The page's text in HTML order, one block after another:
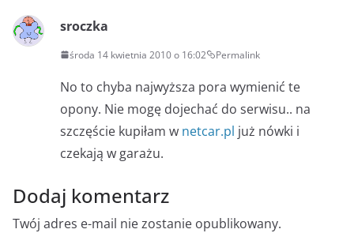
sroczka
środa 14 kwietnia 2010 o 16:02 Permalink
No to chyba najwyższa pora wymienić te
opony. Nie mogę dojechać do serwisu.. na
szczęście kupiłam w netcar.pl już nówki i
czekają w garażu.
Dodaj komentarz
Twój adres e-mail nie zostanie opublikowany.